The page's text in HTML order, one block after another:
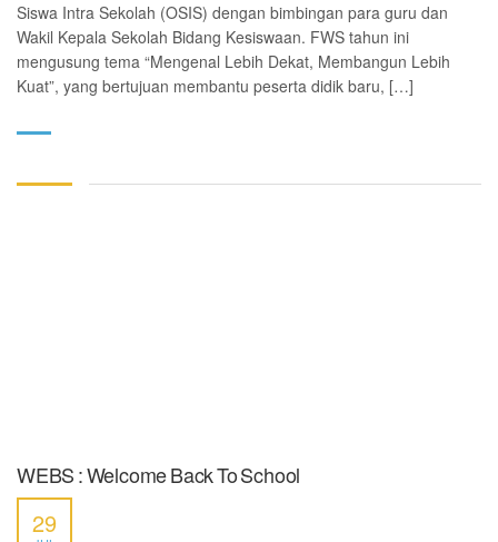
Siswa Intra Sekolah (OSIS) dengan bimbingan para guru dan
Wakil Kepala Sekolah Bidang Kesiswaan. FWS tahun ini
mengusung tema “Mengenal Lebih Dekat, Membangun Lebih
Kuat”, yang bertujuan membantu peserta didik baru, […]
WEBS : Welcome Back To School
29